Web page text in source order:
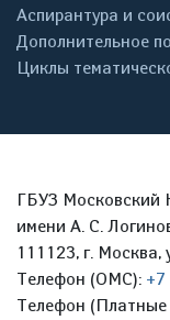
Аспирантура и
Дополнительное
Циклы
ГБУЗ Московский
имени А. С.
111123, г. Москва,
Телефон (ОМС):
Телефон (Платные